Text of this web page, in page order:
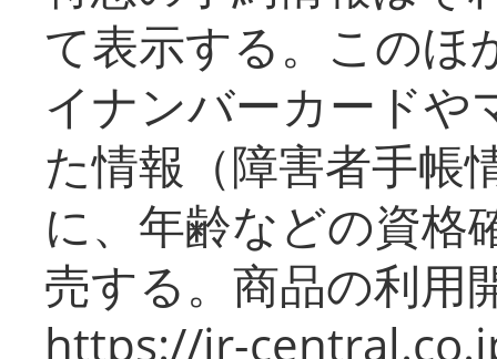
て表示する。このほ
イナンバーカードや
た情報（障害者手帳
に、年齢などの資格
売する。商品の利用
https://jr-